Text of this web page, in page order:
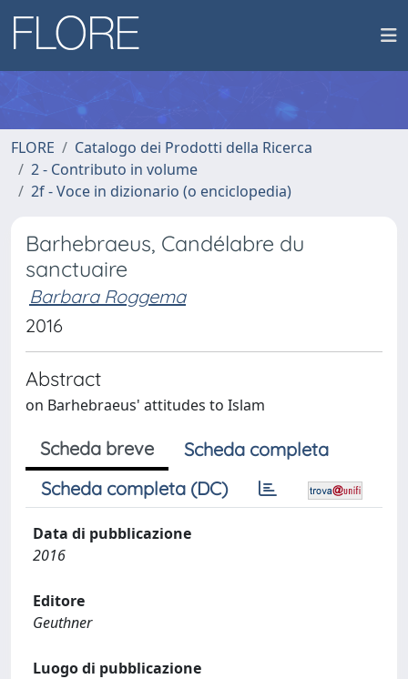
FLORE
Catalogo dei Prodotti della Ricerca
2 - Contributo in volume
2f - Voce in dizionario (o enciclopedia)
Barhebraeus, Candélabre du
sanctuaire
Barbara Roggema
2016
Abstract
on Barhebraeus' attitudes to Islam
Scheda breve
Scheda completa
Scheda completa (DC)
Data di pubblicazione
2016
Editore
Geuthner
Luogo di pubblicazione